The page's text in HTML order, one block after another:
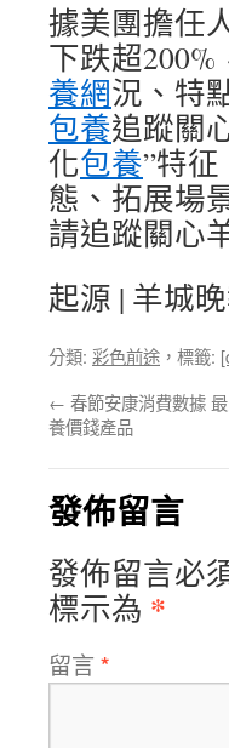
據美團擔任
下跌超
養網況、特
包養追蹤關
化包養”特
態、拓展場
請追蹤關心
起源 | 羊城
分類: 彩色前途 ，標籤:
← 春節安康消費數據
養價錢產品
發佈留言
發佈留言必
標示為 *
留言 *